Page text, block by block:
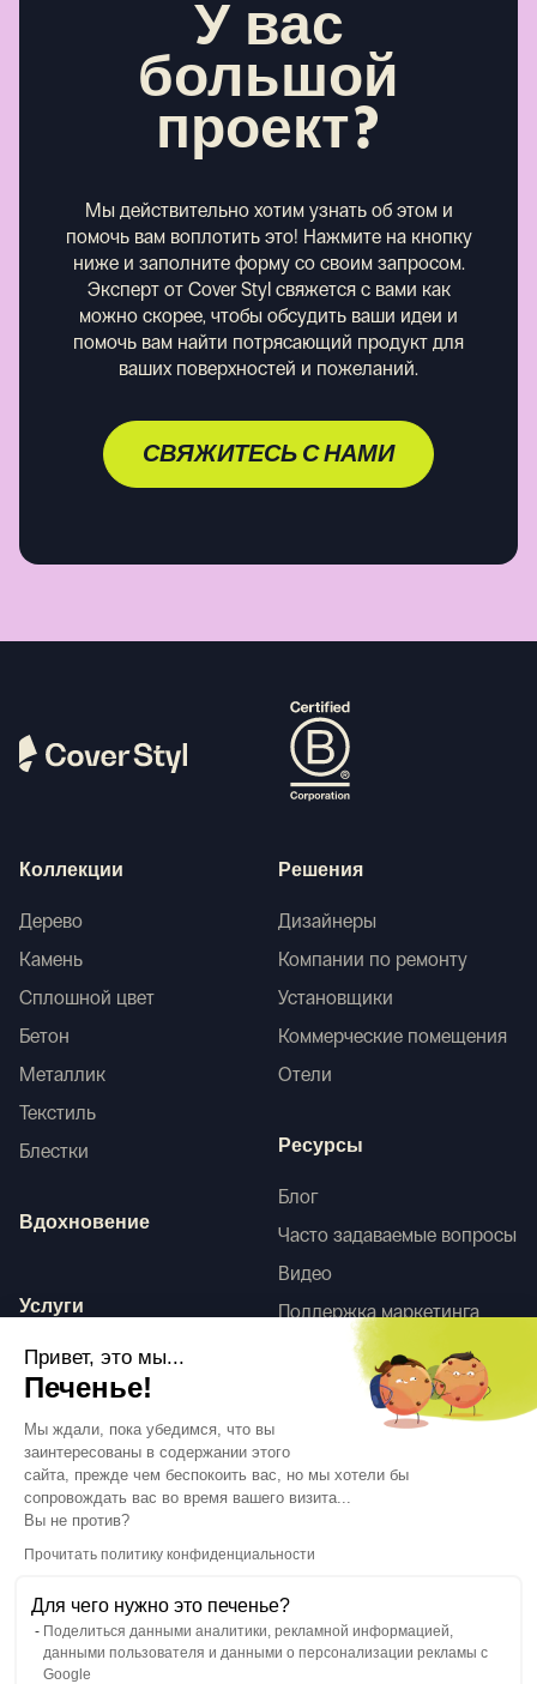
У вас
большой
проект?
Мы действительно хотим узнать об этом и
помочь вам воплотить это! Нажмите на кнопку
ниже и заполните форму со своим запросом.
Эксперт от Cover Styl свяжется с вами как
можно скорее, чтобы обсудить ваши идеи и
помочь вам найти потрясающий продукт для
ваших поверхностей и пожеланий.
СВЯЖИТЕСЬ С НАМИ
Следуйте за нами
Коллекции
Дерево
Камень
Сплошной цвет
Бетон
Металлик
Текстиль
Блестки
Вдохновение
Услуги
Услуги по оформлению
интерьера
Решения
Дизайнеры
Компании по ремонту
Установщики
Коммерческие помещения
Отели
Ресурсы
Блог
Часто задаваемые вопросы
Видео
Поддержка маркетинга
HD-сканы
Язык RU
Привет, это мы...
Печенье!
Мы ждали, пока убедимся, что вы
заинтересованы в содержании этого
сайта, прежде чем беспокоить вас, но мы хотели бы
сопровождать вас во время вашего визита...
Вы не против?
Прочитать политику конфиденциальности
Для чего нужно это печенье?
Поделиться данными аналитики, рекламной информацией,
данными пользователя и данными о персонализации рекламы с
Google